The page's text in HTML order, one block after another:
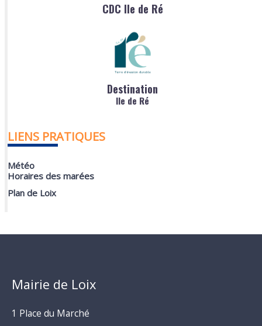
CDC Ile de Ré
Destination
Ile de Ré
LIENS PRATIQUES
Météo
Horaires des marées
Plan de Loix
Mairie de Loix
1 Place du Marché